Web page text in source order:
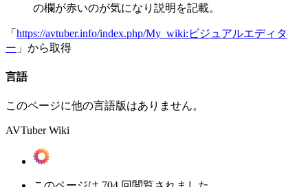
の欄が赤いのが気になり説明を記載。
「 https://avtuber.info/index.php/My_wiki:ビジュアルエディタ
ー 」から取得
言語
このページに他の言語版はありません。
AVTuber Wiki